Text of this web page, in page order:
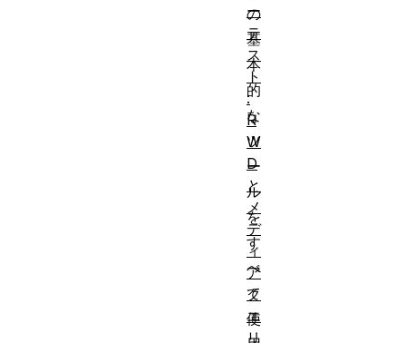
の
基
本
的
な
ツ
ー
ル
を
す
べ
て
使
ー
テ
ス
ト
:
R
W
D
と
メ
デ
ィ
ア
ク
エ
リ